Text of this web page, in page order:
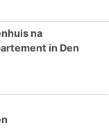
na
in Den